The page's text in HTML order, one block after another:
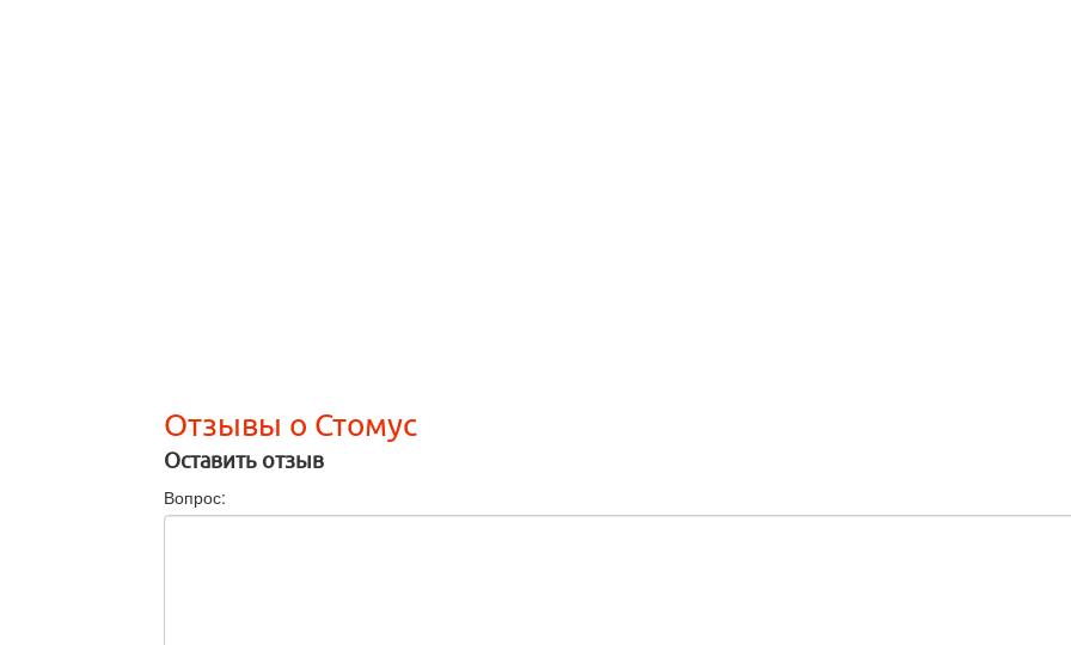
Отзывы о Стомус
Оставить отзыв
Вопрос: